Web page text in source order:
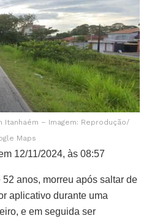
Itanhaém – Imagem: Reprodução/
Maps
12/11/2024, às 08:57
anos, morreu após saltar de
aplicativo durante uma
e em seguida ser